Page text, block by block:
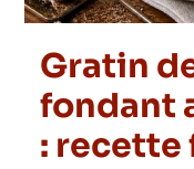
Gratin
fondant
: recette